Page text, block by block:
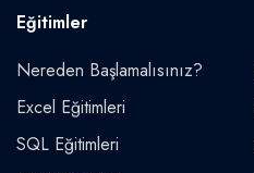
Eğitimler
Nereden Başlamalısınız?
Excel Eğitimleri
SQL Eğitimleri